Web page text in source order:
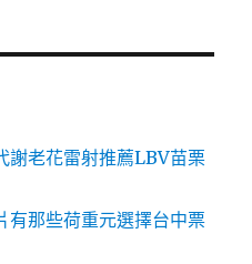
謝老花雷射推薦LBV苗栗
有那些荷重元選擇台中票